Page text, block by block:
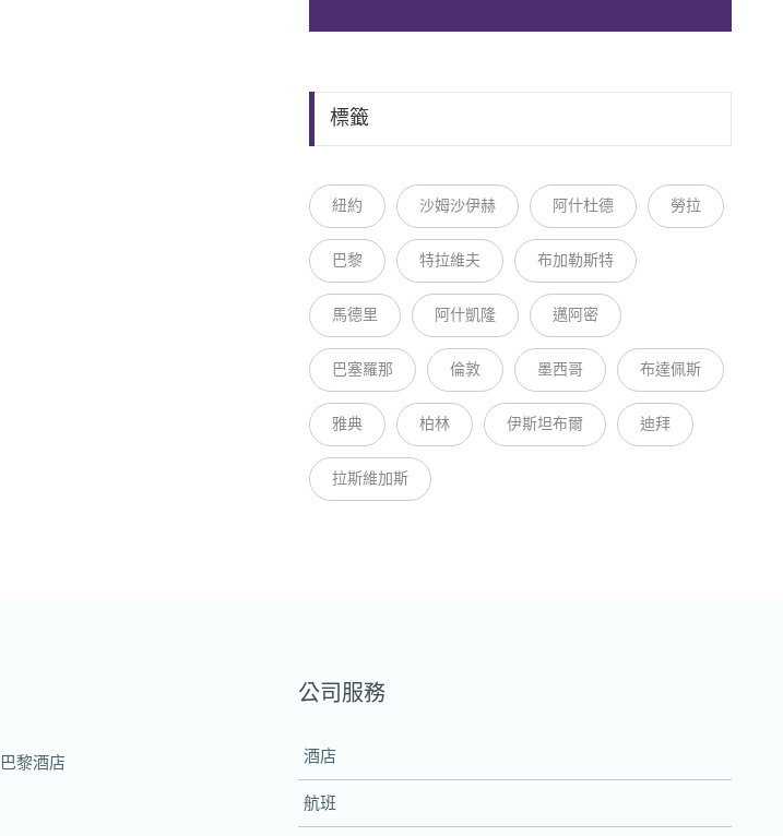
標籤
紐約 沙姆沙伊赫 阿什杜德 勞拉
巴黎 特拉維夫 布加勒斯特
馬德里 阿什凱隆 邁阿密
巴塞羅那 倫敦 墨西哥 布達佩斯
雅典 柏林 伊斯坦布爾 迪拜
拉斯維加斯
黎酒店
公司服務
酒店
航班